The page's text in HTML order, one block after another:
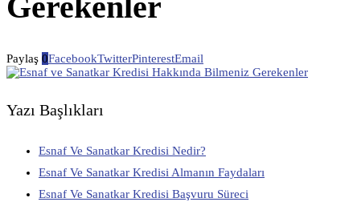
Paylaş 0FacebookTwitterPinterestEmail
Yazı Başlıkları
Esnaf Ve Sanatkar Kredisi Nedir?
Esnaf Ve Sanatkar Kredisi Almanın Faydaları
Esnaf Ve Sanatkar Kredisi Başvuru Süreci